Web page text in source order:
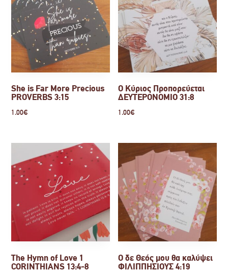
She is Far More Precious
PROVERBS 3:15
1.00€
Ο Κύριος Προπορεύεται
ΔΕΥΤΕΡΟΝΟΜΙΟ 31:8
1.00€
The Hymn of Love 1
CORINTHIANS 13:4-8
Ο δε Θεός μου θα καλύψει
ΦΙΛΙΠΠΗΣΙΟΥΣ 4:19